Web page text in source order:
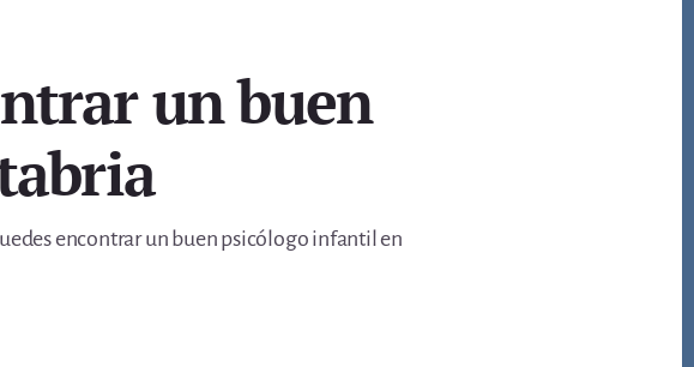
un buen
encontrar un buen psicólogo infantil en